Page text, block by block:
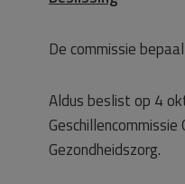
De commissie
Aldus beslist op 4
Gezondheidszorg.